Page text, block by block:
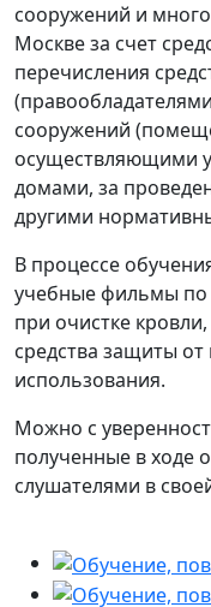
сооружений и
Москве за счет
перечисления
сооружений
осуществляющими
домами, за
другими
В процессе
учебные фильмы по
при очистке
средства защиты
использования.
Можно с
полученные в ходе
слушателями в